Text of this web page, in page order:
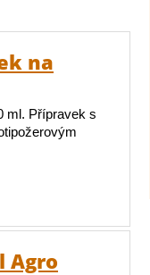
na
ml. Přípravek s
Agro